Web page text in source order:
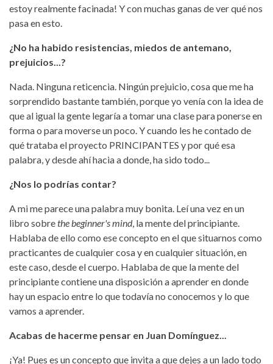
estoy realmente facinada! Y con muchas ganas de ver qué nos
pasa en esto.
¿No ha habido resistencias, miedos de antemano,
prejuicios...?
Nada. Ninguna reticencia. Ningún prejuicio, cosa que me ha
sorprendido bastante también, porque yo venía con la idea de
que al igual la gente legaría a tomar una clase para ponerse en
forma o para moverse un poco. Y cuando les he contado de
qué trataba el proyecto PRINCIPANTES y por qué esa
palabra, y desde ahí hacia a donde, ha sido todo...
¿Nos lo podrías contar?
A mi me parece una palabra muy bonita. Leí una vez en un
libro sobrethe beginner's mind, la mente del principiante.
Hablaba de ello como ese concepto en el que situarnos como
practicantes de cualquier cosa y en cualquier situación, en
este caso, desde el cuerpo. Hablaba de que la mente del
principiante contiene una disposición a aprender en donde
hay un espacio entre lo que todavía no conocemos y lo que
vamos a aprender.
Acabas de hacerme pensar en Juan Domínguez...
¡Ya! Pues es un concepto que invita a que dejes a un lado todo